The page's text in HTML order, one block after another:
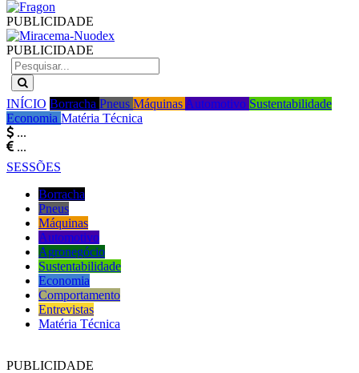
PUBLICIDADE
PUBLICIDADE
INÍCIO Borracha Pneus Máquinas Automotivo Sustentabilidade
Economia Matéria Técnica
...
...
SESSÕES
Borracha
Pneus
Máquinas
Automotivo
Agronegócio
Sustentabilidade
Economia
Comportamento
Entrevistas
Matéria Técnica
PUBLICIDADE